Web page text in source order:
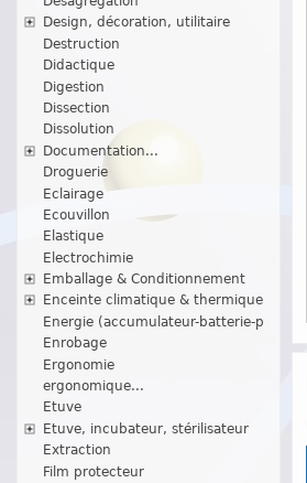
Design, décoration, utilitaire
Destruction
Didactique
Digestion
Dissection
Dissolution
Documentation...
Droguerie
Eclairage
Ecouvillon
Elastique
Electrochimie
Emballage & Conditionnement
Enceinte climatique & thermique
Energie (accumulateur-batterie-p
Enrobage
Ergonomie
ergonomique...
Etuve
Etuve, incubateur, stérilisateur
Extraction
Film protecteur